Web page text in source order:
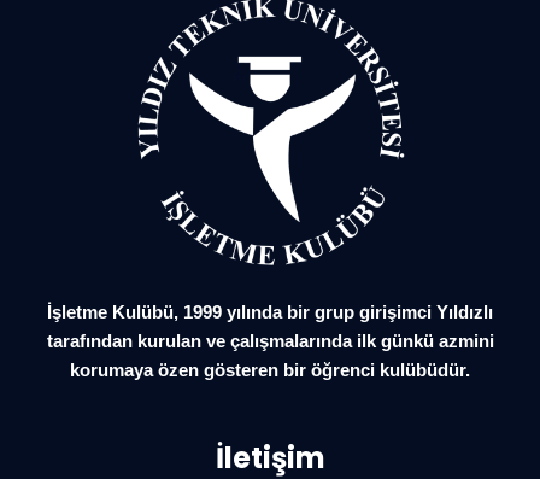
İşletme Kulübü, 1999 yılında bir grup girişimci Yıldızlı
tarafından kurulan ve çalışmalarında ilk günkü azmini
korumaya özen gösteren bir öğrenci kulübüdür.
İletişim